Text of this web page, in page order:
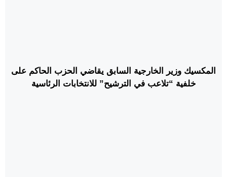
المكسيك وزير الخارجية السابق يقاضي الحزب الحاكم على
خلفية “تلاعب في الترشيح” للانتخابات الرئاسية